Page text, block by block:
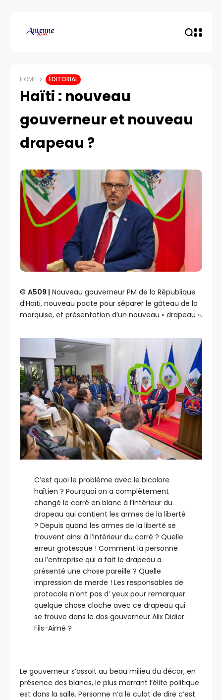
HOME ÉDITORIAL
Haïti : nouveau
gouverneur et nouveau
drapeau ?
©️ A509 | Nouveau gouverneur PM de la République
d’Haïti, nouveau pacte pour séparer le gâteau de la
marquise, et présentation d’un nouveau « drapeau ».
C’est quoi le problème avec le bicolore
haïtien ? Pourquoi on a complètement
changé le carré en blanc à l’intérieur du
drapeau qui contient les armes de la liberté
? Depuis quand les armes de la liberté se
trouvent ainsi à l’intérieur du carré ? Quelle
erreur grotesque ! Comment la personne
ou l’entreprise qui a fait le drapeau a
présenté une chose pareille ? Quelle
impression de merde ! Les responsables de
protocole n’ont pas d’ yeux pour remarquer
quelque chose cloche avec ce drapeau qui
se trouve dans le dos gouverneur Alix Didier
Fils-Aimé ?
Le gouverneur s’assoit au beau milieu du décor, en
présence des blancs, le plus marrant l’élite politique
est dans la salle. Personne n’a le culot de dire c’est